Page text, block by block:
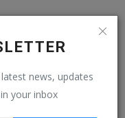
news, updates
your inbox